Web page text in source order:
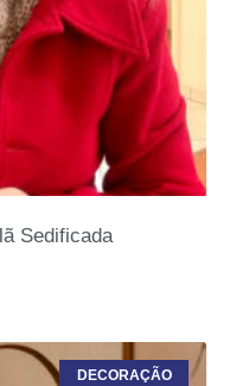
Sedificada
DECORAÇÃO